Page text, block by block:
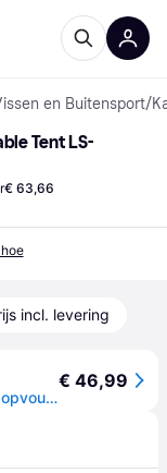
en Buitensport/
Tent LS-
€ 63,66
incl. levering
StudioKing opnametent ls-ff75 75x75 opvouwbaar
€ 46,99